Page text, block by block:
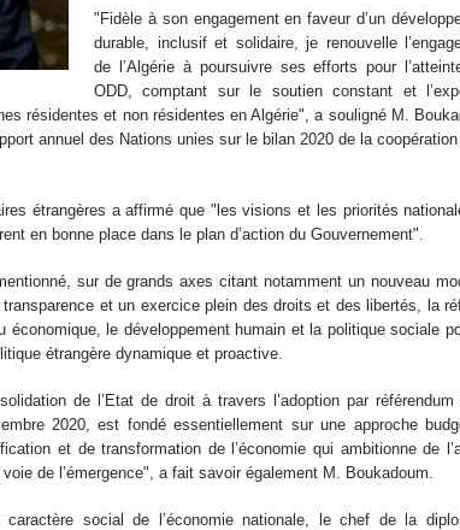
"Fidèle à son engagement en faveur d’un
durable, inclusif et solidaire, je renouvelle
de l’Algérie à poursuivre ses efforts pour
ODD, comptant sur le soutien constant et
résidentes et non résidentes en Algérie", a souligné M.
annuel des Nations unies sur le bilan 2020 de la
étrangères a affirmé que "les visions et les priorités
en bonne place dans le plan d’action du Gouvernement".
sur de grands axes citant notamment un nouveau
et un exercice plein des droits et des libertés, la
économique, le développement humain et la politique sociale
étrangère dynamique et proactive.
de l’Etat de droit à travers l’adoption par
2020, est fondé essentiellement sur une approche
et de transformation de l’économie qui ambitionne de
de l’émergence", a fait savoir également M. Boukadoum.
social de l’économie nationale, le chef de la